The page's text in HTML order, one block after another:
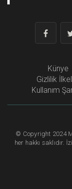
Künye
Gizlilik
Kullanım
© Copyright 2024
her hakkı saklıdır.